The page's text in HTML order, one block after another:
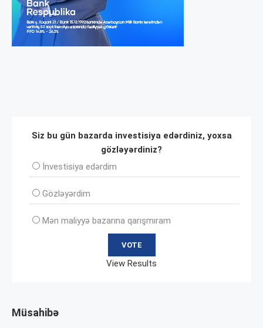
Siz bu gün bazarda investisiya edərdiniz, yoxsa
gözləyərdiniz?
İnvеstisiya edərdim
Gözləyərdim
Mən maliyyə bazarına qarışmıram
View Results
Müsahibə